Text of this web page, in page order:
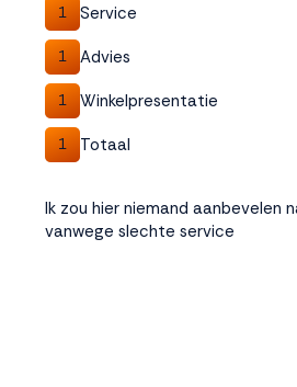
1 Service
1 Advies
1 Winkelpresentatie
1 Totaal
Ik zou hier niemand aanbevelen
vanwege slechte service